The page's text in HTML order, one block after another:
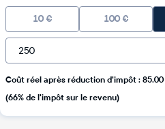
10 € 100 €
Coût réel après réduction d'impôt : 85.00
(66% de l'impôt sur le revenu)